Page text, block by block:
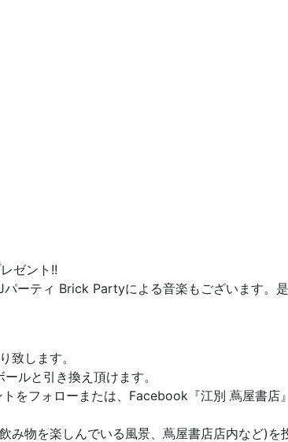
ゼント!!
ーティ Brick Partyによる音楽もございます。
致します。
ルと引き換え頂けます。
をフォローまたは、Facebook『江別 蔦屋書店
み物を楽しんでいる風景、蔦屋書店店内など)を